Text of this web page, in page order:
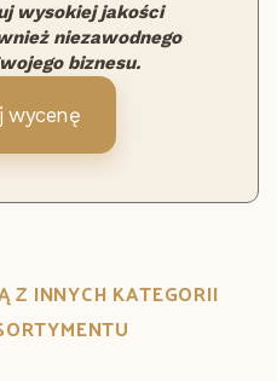
wysokiej jakości
niezawodnego
biznesu.
wycenę
Z INNYCH KATEGORII